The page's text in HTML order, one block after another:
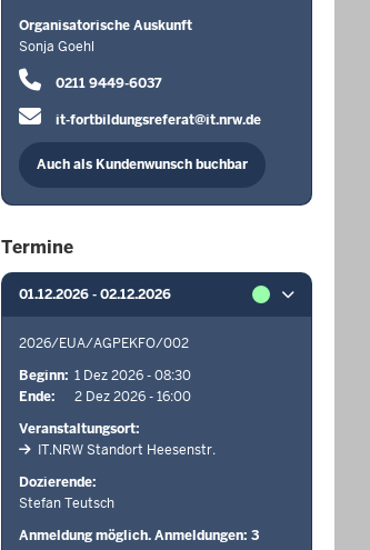
Organisatorische Auskunft
Sonja Goehl
0211 9449-6037
it-fortbildungsreferat@it.nrw.de
Auch als Kundenwunsch buchbar
Termine
01.12.2026 - 02.12.2026
2026/EUA/AGPEKFO/002
Beginn 1 Dez 2026 - 08:30
Ende
2 Dez 2026 - 16:00
Veranstaltungsort
IT.NRW Standort Heesenstr.
Dozierende
Stefan Teutsch
Anmeldung möglich. Anmeldungen: 3